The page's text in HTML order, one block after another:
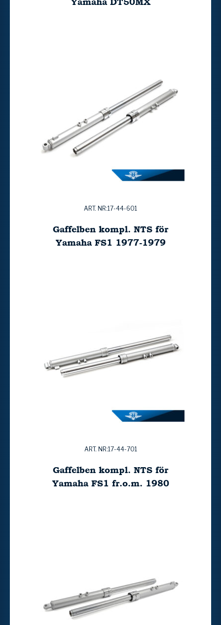
ART. NR:17-44-601
Gaffelben kompl. NTS för
Yamaha FS1 1977-1979
ART. NR:17-44-701
Gaffelben kompl. NTS för
Yamaha FS1 fr.o.m. 1980